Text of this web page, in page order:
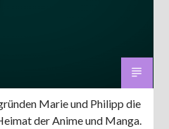
Marie und Philipp die
der Anime und Manga.